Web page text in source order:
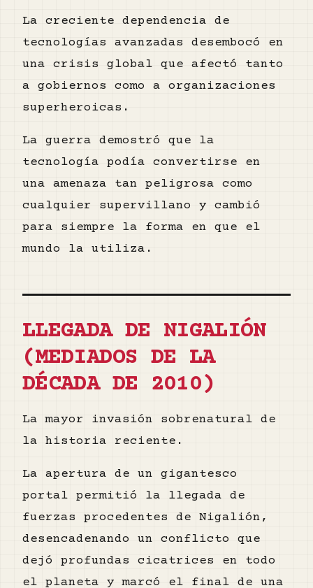
La creciente dependencia de
tecnologías avanzadas desembocó en
una crisis global que afectó tanto
a gobiernos como a organizaciones
superheroicas.
La guerra demostró que la
tecnología podía convertirse en
una amenaza tan peligrosa como
cualquier supervillano y cambió
para siempre la forma en que el
mundo la utiliza.
LLEGADA DE NIGALIÓN
(MEDIADOS DE LA
DÉCADA DE 2010)
La mayor invasión sobrenatural de
la historia reciente.
La apertura de un gigantesco
portal permitió la llegada de
fuerzas procedentes de Nigalión,
desencadenando un conflicto que
dejó profundas cicatrices en todo
el planeta y marcó el final de una